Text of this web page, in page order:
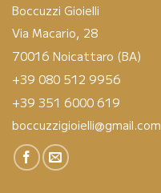
Boccuzzi Gioielli
Via Macario, 28
70016 Noicattaro (BA)
+39 080 512 9956
+39 351 6000 619
boccuzzigioielli@gmail.com